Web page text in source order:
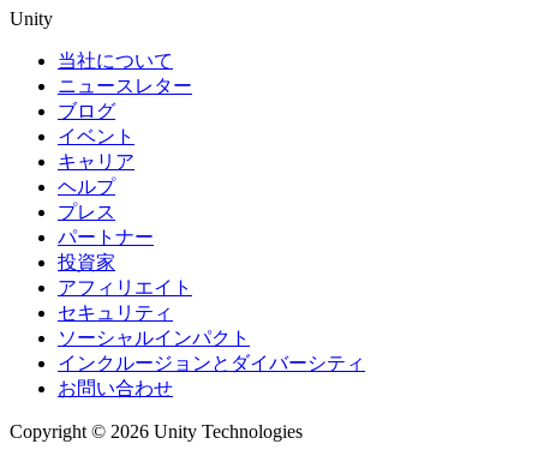
Unity
当社について
ニュースレター
ブログ
イベント
キャリア
ヘルプ
プレス
パートナー
投資家
アフィリエイト
セキュリティ
ソーシャルインパクト
インクルージョンとダイバーシティ
お問い合わせ
Copyright © 2026 Unity Technologies